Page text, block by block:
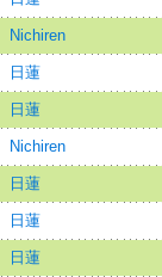
Nichiren
日蓮
日蓮
Nichiren
日蓮
日蓮
日蓮